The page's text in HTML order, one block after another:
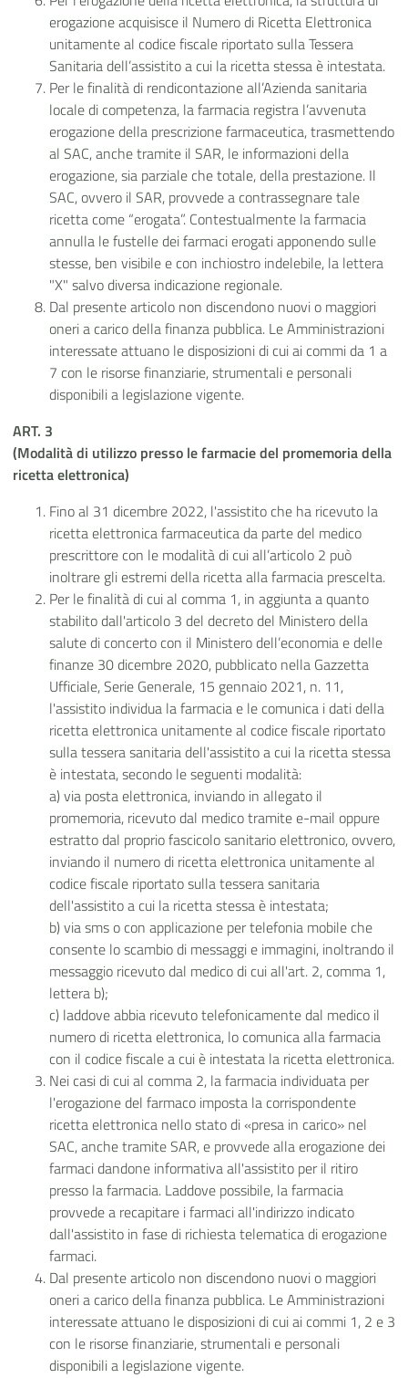
erogazione acquisisce il Numero di Ricetta Elettronica
unitamente al codice fiscale riportato sulla Tessera
Sanitaria dell’assistito a cui la ricetta stessa è intestata.
Per le finalità di rendicontazione all’Azienda sanitaria
locale di competenza, la farmacia registra l’avvenuta
erogazione della prescrizione farmaceutica, trasmettendo
al SAC, anche tramite il SAR, le informazioni della
erogazione, sia parziale che totale, della prestazione. Il
SAC, ovvero il SAR, provvede a contrassegnare tale
ricetta come “erogata”. Contestualmente la farmacia
annulla le fustelle dei farmaci erogati apponendo sulle
stesse, ben visibile e con inchiostro indelebile, la lettera
"X" salvo diversa indicazione regionale.
Dal presente articolo non discendono nuovi o maggiori
oneri a carico della finanza pubblica. Le Amministrazioni
interessate attuano le disposizioni di cui ai commi da 1 a
7 con le risorse finanziarie, strumentali e personali
disponibili a legislazione vigente.
ART. 3
(Modalità di utilizzo presso le farmacie del promemoria della
ricetta elettronica)
Fino al 31 dicembre 2022, l'assistito che ha ricevuto la
ricetta elettronica farmaceutica da parte del medico
prescrittore con le modalità di cui all’articolo 2 può
inoltrare gli estremi della ricetta alla farmacia prescelta.
Per le finalità di cui al comma 1, in aggiunta a quanto
stabilito dall'articolo 3 del decreto del Ministero della
salute di concerto con il Ministero dell’economia e delle
finanze 30 dicembre 2020, pubblicato nella Gazzetta
Ufficiale, Serie Generale, 15 gennaio 2021, n. 11,
l'assistito individua la farmacia e le comunica i dati della
ricetta elettronica unitamente al codice fiscale riportato
sulla tessera sanitaria dell'assistito a cui la ricetta stessa
è intestata, secondo le seguenti modalità:
a) via posta elettronica, inviando in allegato il
promemoria, ricevuto dal medico tramite e-mail oppure
estratto dal proprio fascicolo sanitario elettronico, ovvero,
inviando il numero di ricetta elettronica unitamente al
codice fiscale riportato sulla tessera sanitaria
dell'assistito a cui la ricetta stessa è intestata;
b) via sms o con applicazione per telefonia mobile che
consente lo scambio di messaggi e immagini, inoltrando il
messaggio ricevuto dal medico di cui all'art. 2, comma 1,
lettera b);
c) laddove abbia ricevuto telefonicamente dal medico il
numero di ricetta elettronica, lo comunica alla farmacia
con il codice fiscale a cui è intestata la ricetta elettronica.
Nei casi di cui al comma 2, la farmacia individuata per
l'erogazione del farmaco imposta la corrispondente
ricetta elettronica nello stato di «presa in carico» nel
SAC, anche tramite SAR, e provvede alla erogazione dei
farmaci dandone informativa all'assistito per il ritiro
presso la farmacia. Laddove possibile, la farmacia
provvede a recapitare i farmaci all'indirizzo indicato
dall'assistito in fase di richiesta telematica di erogazione
farmaci.
Dal presente articolo non discendono nuovi o maggiori
oneri a carico della finanza pubblica. Le Amministrazioni
interessate attuano le disposizioni di cui ai commi 1, 2 e 3
con le risorse finanziarie, strumentali e personali
disponibili a legislazione vigente.